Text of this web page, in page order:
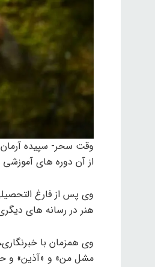
وقت سحر- سپیده آرمان
از آن دوره های آموزشی
وی پس از فارغ
هنر در رسانه های
وی همزمان با
مشل من» و «آذین» و